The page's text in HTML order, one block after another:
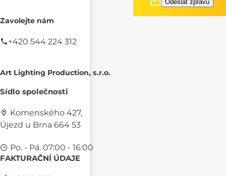
Zavolejte nám
+420 544 224 312
Art Lighting Production, s.r.o.
Sídlo společnosti
Komenského 427,
Újezd u Brna 664 53
Po. - Pá. 07:00 - 16:00
FAKTURAČNÍ ÚDAJE